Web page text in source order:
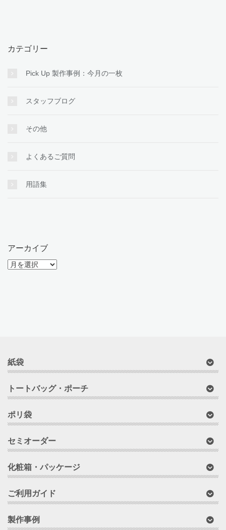
カテゴリー
Pick Up 製作事例：今月の一枚
スタッフブログ
その他
よくあるご質問
用語集
アーカイブ
ア
紙袋
トートバッグ・ポーチ
ポリ袋
セミオーダー
化粧箱・パッケージ
ご利用ガイド
製作事例